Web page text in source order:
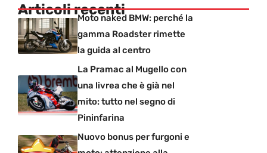
Articoli recentiMoto naked BMW: perché la
gamma Roadster rimette
la guida al centro
La Pramac al Mugello con
una livrea che è già nel
mito: tutto nel segno di
Pininfarina
Nuovo bonus per furgoni e